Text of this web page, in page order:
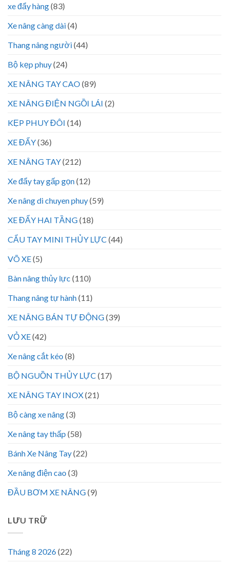
xe đẩy hàng(83)
Xe nâng càng dài(4)
Thang nâng người(44)
Bộ kẹp phuy(24)
XE NÂNG TAY CAO(89)
XE NÂNG ĐIỆN NGỒI LÁI (2)
KẸP PHUY ĐÔI (14)
XE ĐẨY(36)
XE NÂNG TAY(212)
Xe đẩy tay gấp gọn(12)
Xe nâng di chuyen phuy(59)
XE ĐẨY HAI TẦNG(18)
CẨU TAY MINI THỦY LỰC (44)
VÕ XE(5)
Bàn nâng thủy lực (110)
Thang nâng tự hành(11)
XE NÂNG BÁN TỰ ĐỘNG(39)
VỎ XE(42)
Xe nâng cắt kéo (8)
BỘ NGUỒN THỦY LỰC (17)
XE NÂNG TAY INOX(21)
Bộ càng xe nâng(3)
Xe nâng tay thấp (58)
Bánh Xe Nâng Tay(22)
Xe nâng điện cao (3)
ĐẦU BƠM XE NÂNG(9)
LƯU TRỮ
Tháng 8 2026(22)